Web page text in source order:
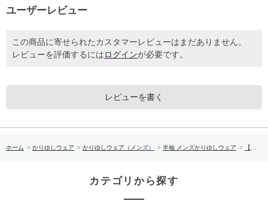
ユーザーレビュー
この商品に寄せられたカスタマーレビューはまだありません。
レビューを評価するには ログインが必要です。
レビューを書く
ホーム > かりゆしウェア > かりゆしウェア（メンズ） > 半袖 メンズかりゆしウェア > 【送料無料】 衿はみ出しライン柄かりゆしウェア P-SAT1806
カテゴリから探す